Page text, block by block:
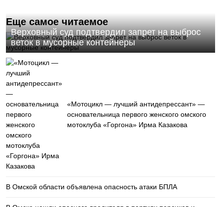
Еще самое читаемое
Верховный суд подтвердил запрет на выброс
веток в мусорные контейнеры
«Мотоцикл — лучший антидепрессант» —
основательница первого женского омского
мотоклуба «Горгона» Ирма Казакова
В Омской области объявлена опасность атаки БПЛА